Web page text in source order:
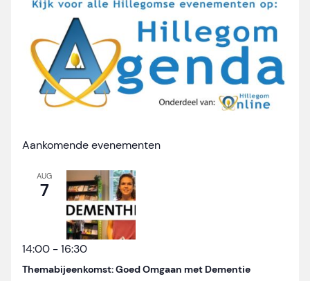
Aankomende evenementen
AUG
7
14:00 -16:30
Themabijeenkomst: Goed Omgaan met Dementie